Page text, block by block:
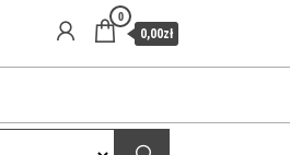
0
0,00zł